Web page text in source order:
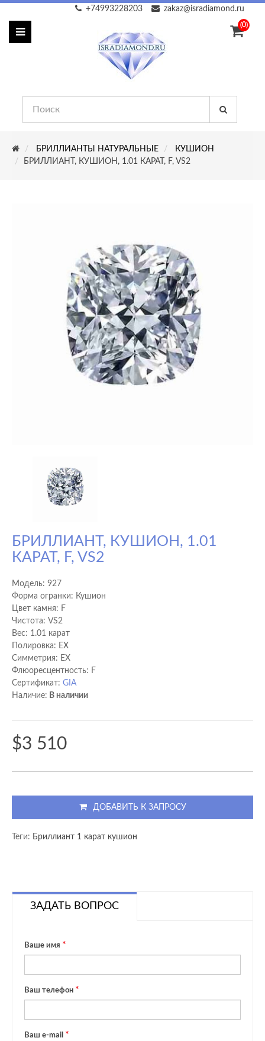
zakaz@isradiamond.ru
+74993228203
(0)
БРИЛЛИАНТЫ НАТУРАЛЬНЫЕ
КУШИОН
БРИЛЛИАНТ, КУШИОН, 1.01 КАРАТ, F, VS2
БРИЛЛИАНТ, КУШИОН, 1.01
КАРАТ, F, VS2
Модель: 927
Форма огранки: Кушион
Цвет камня: F
Чистота: VS2
Вес: 1.01 карат
Полировка: EX
Cимметрия: EX
Флюоресцентность: F
Сертификат: GIA
Наличие: В наличии
$3 510
ДОБАВИТЬ К ЗАПРОСУ
Теги: Бриллиант 1 карат кушион
ЗАДАТЬ ВОПРОС
Ваше имя
Ваш телефон
Ваш e-mail